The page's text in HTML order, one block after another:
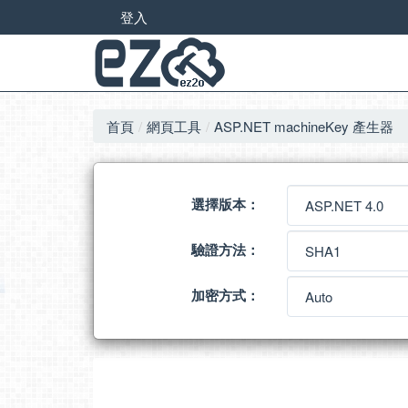
登入
首頁 網頁工具 ASP.NET machineKey 產生器
選擇版本：
驗證方法：
加密方式：